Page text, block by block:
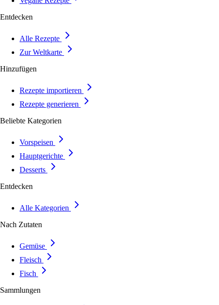
Entdecken
Alle Rezepte
Zur Weltkarte
Hinzufügen
Rezepte importieren
Rezepte generieren
Beliebte Kategorien
Vorspeisen
Hauptgerichte
Desserts
Entdecken
Alle Kategorien
Nach Zutaten
Gemüse
Fleisch
Fisch
Sammlungen